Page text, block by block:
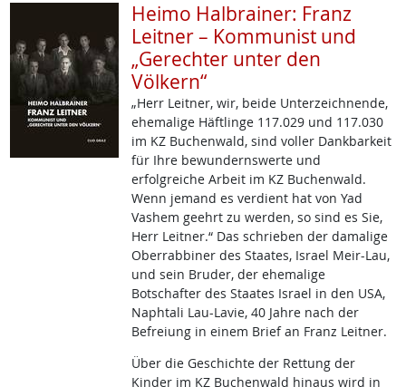
Heimo Halbrainer: Franz
Leitner – Kommunist und
„Gerechter unter den
Völkern“
„Herr Leitner, wir, beide Unterzeichnende,
ehemalige Häftlinge 117.029 und 117.030
im KZ Buchenwald, sind voller Dankbarkeit
für Ihre bewundernswerte und
erfolgreiche Arbeit im KZ Buchenwald.
Wenn jemand es verdient hat von Yad
Vashem geehrt zu werden, so sind es Sie,
Herr Leitner.“ Das schrieben der damalige
Oberrabbiner des Staates, Israel Meir-Lau,
und sein Bruder, der ehemalige
Botschafter des Staates Israel in den USA,
Naphtali Lau-Lavie, 40 Jahre nach der
Befreiung in einem Brief an Franz Leitner.
Über die Geschichte der Rettung der
Kinder im KZ Buchenwald hinaus wird in